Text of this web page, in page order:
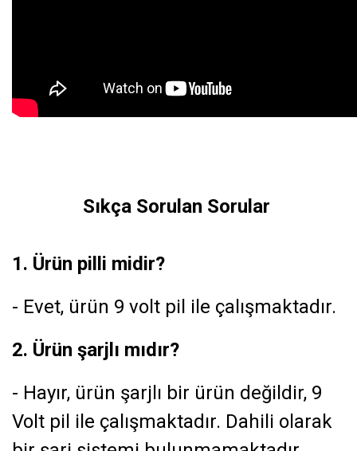
Sıkça Sorulan Sorular
1. Ürün pilli midir?
- Evet, ürün 9 volt pil ile çalışmaktadır.
2. Ürün şarjlı mıdır?
- Hayır, ürün şarjlı bir ürün değildir, 9
Volt pil ile çalışmaktadır. Dahili olarak